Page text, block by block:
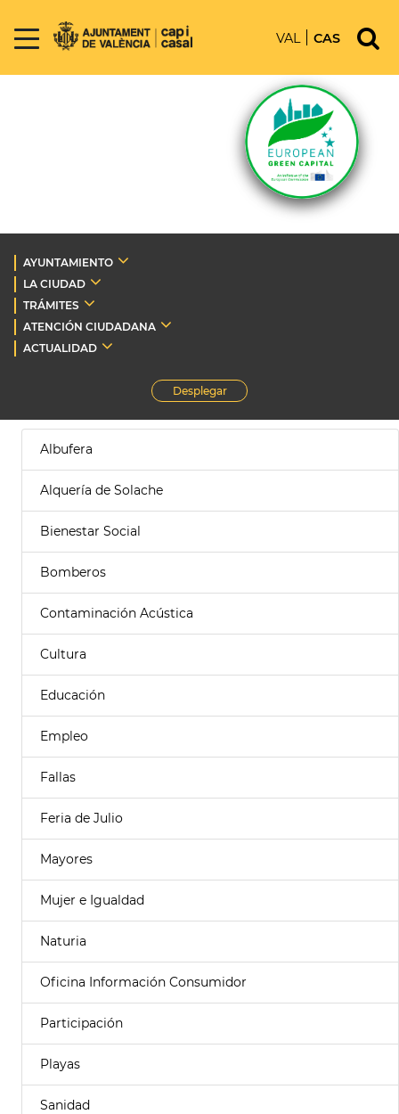
VAL CAS
AYUNTAMIENTO
LA CIUDAD
TRÁMITES
ATENCIÓN CIUDADANA
ACTUALIDAD
Desplegar
Albufera
Alquería de Solache
Bienestar Social
Bomberos
Contaminación Acústica
Cultura
Educación
Empleo
Fallas
Feria de Julio
Mayores
Mujer e Igualdad
Naturia
Oficina Información Consumidor
Participación
Playas
Sanidad